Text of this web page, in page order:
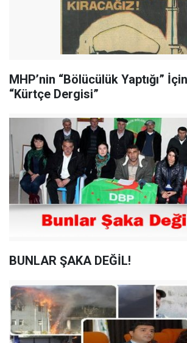
MHP’nin “Bölücülük Yaptığı”
“Kürtçe Dergisi”
BUNLAR ŞAKA DEĞİL!